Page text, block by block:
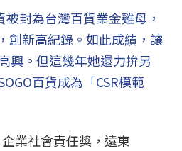
被封為台灣百貨業金雞母，
創新高紀錄。如此成績，讓
興。但這幾年她還力拚另
百貨成為「CSR模範
業社會責任獎，遠東